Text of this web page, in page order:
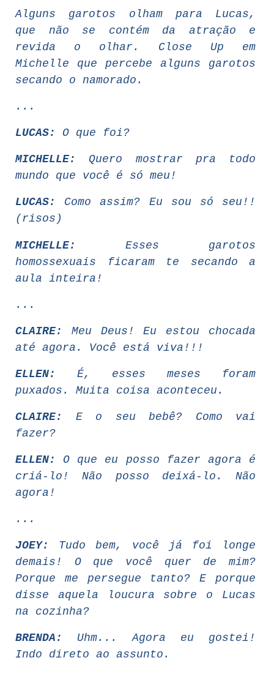
Alguns garotos olham para Lucas,
que não se contém da atração e
revida o olhar. Close Up em
Michelle que percebe alguns garotos
secando o namorado.
...
LUCAS: O que foi?
MICHELLE:
Quero mostrar pra todo
mundo que você é só meu!
LUCAS:
Como assim? Eu sou só seu!!
(risos)
MICHELLE:
Esses garotos
homossexuais ficaram te secando a
aula inteira!
...
CLAIRE:
Meu Deus! Eu estou chocada
até agora. Você está viva!!!
ELLEN:
É, esses meses foram
puxados. Muita coisa aconteceu.
CLAIRE:
E o seu bebê? Como vai
fazer?
ELLEN:
O que eu posso fazer agora é
criá-lo! Não posso deixá-lo. Não
agora!
...
JOEY:
Tudo bem, você já foi longe
demais! O que você quer de mim?
Porque me persegue tanto? E porque
disse aquela loucura sobre o Lucas
na cozinha?
BRENDA:
Uhm... Agora eu gostei!
Indo direto ao assunto.